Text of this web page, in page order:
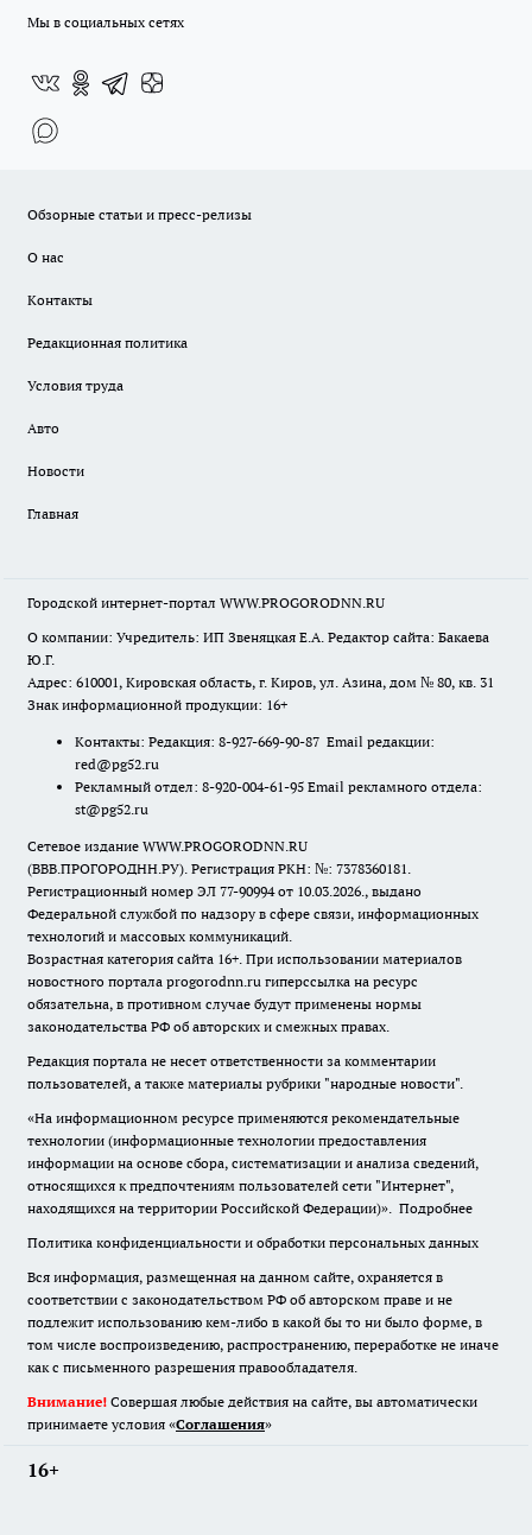
Мы в социальных сетях
Обзорные статьи и пресс-релизы
О нас
Контакты
Редакционная политика
Условия труда
Авто
Новости
Главная
Городской интернет-портал WWW.PROGORODNN.RU
О компании: Учредитель: ИП Звеняцкая Е.А. Редактор сайта: Бакаева
Ю.Г.
Адрес: 610001, Кировская область, г. Киров, ул. Азина, дом № 80, кв. 31
Знак информационной продукции: 16+
Контакты: Редакция: 8-927-669-90-87 Email редакции:
red@pg52.ru
Рекламный отдел: 8-920-004-61-95 Email рекламного отдела:
st@pg52.ru
Сетевое издание WWW.PROGORODNN.RU
(ВВВ.ПРОГОРОДНН.РУ). Регистрация РКН: №: 7378360181.
Регистрационный номер ЭЛ 77-90994 от 10.03.2026., выдано
Федеральной службой по надзору в сфере связи, информационных
технологий и массовых коммуникаций.
Возрастная категория сайта 16+. При использовании материалов
новостного портала progorodnn.ru гиперссылка на ресурс
обязательна, в противном случае будут применены нормы
законодательства РФ об авторских и смежных правах.
Редакция портала не несет ответственности за комментарии
пользователей, а также материалы рубрики "народные новости".
«На информационном ресурсе применяются рекомендательные
технологии (информационные технологии предоставления
информации на основе сбора, систематизации и анализа сведений,
относящихся к предпочтениям пользователей сети "Интернет",
находящихся на территории Российской Федерации)». Подробнее
Политика конфиденциальности и обработки персональных данных
Вся информация, размещенная на данном сайте, охраняется в
соответствии с законодательством РФ об авторском праве и не
подлежит использованию кем-либо в какой бы то ни было форме, в
том числе воспроизведению, распространению, переработке не иначе
как с письменного разрешения правообладателя.
Внимание! Совершая любые действия на сайте, вы автоматически
принимаете условия «Cоглашения»
16+